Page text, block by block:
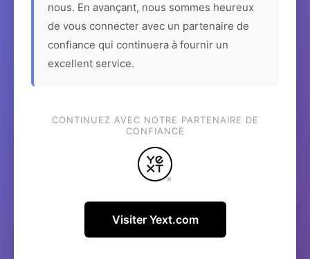
nous. En avançant, nous sommes heureux
de vous connecter avec un partenaire de
confiance qui continuera à fournir un
excellent service.
CONTINUEZ AVEC NOTRE PARTENAIRE DE
CONFIANCE
Visiter Yext.com